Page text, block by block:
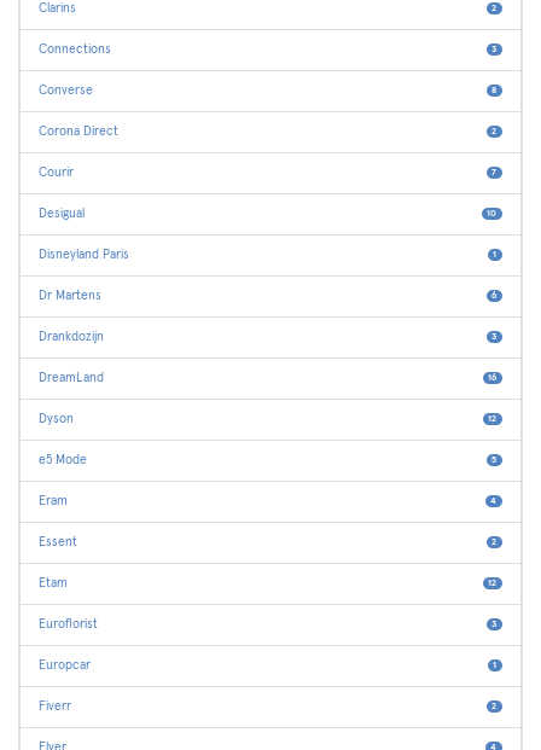
Clarins 2
Connections 3
Converse 8
Corona Direct 2
Courir 7
Desigual 10
Disneyland Paris 1
Dr Martens 6
Drankdozijn 3
DreamLand 16
Dyson 12
e5 Mode 5
Eram 4
Essent 2
Etam 12
Euroflorist 3
Europcar 1
Fiverr 2
Flyer 4